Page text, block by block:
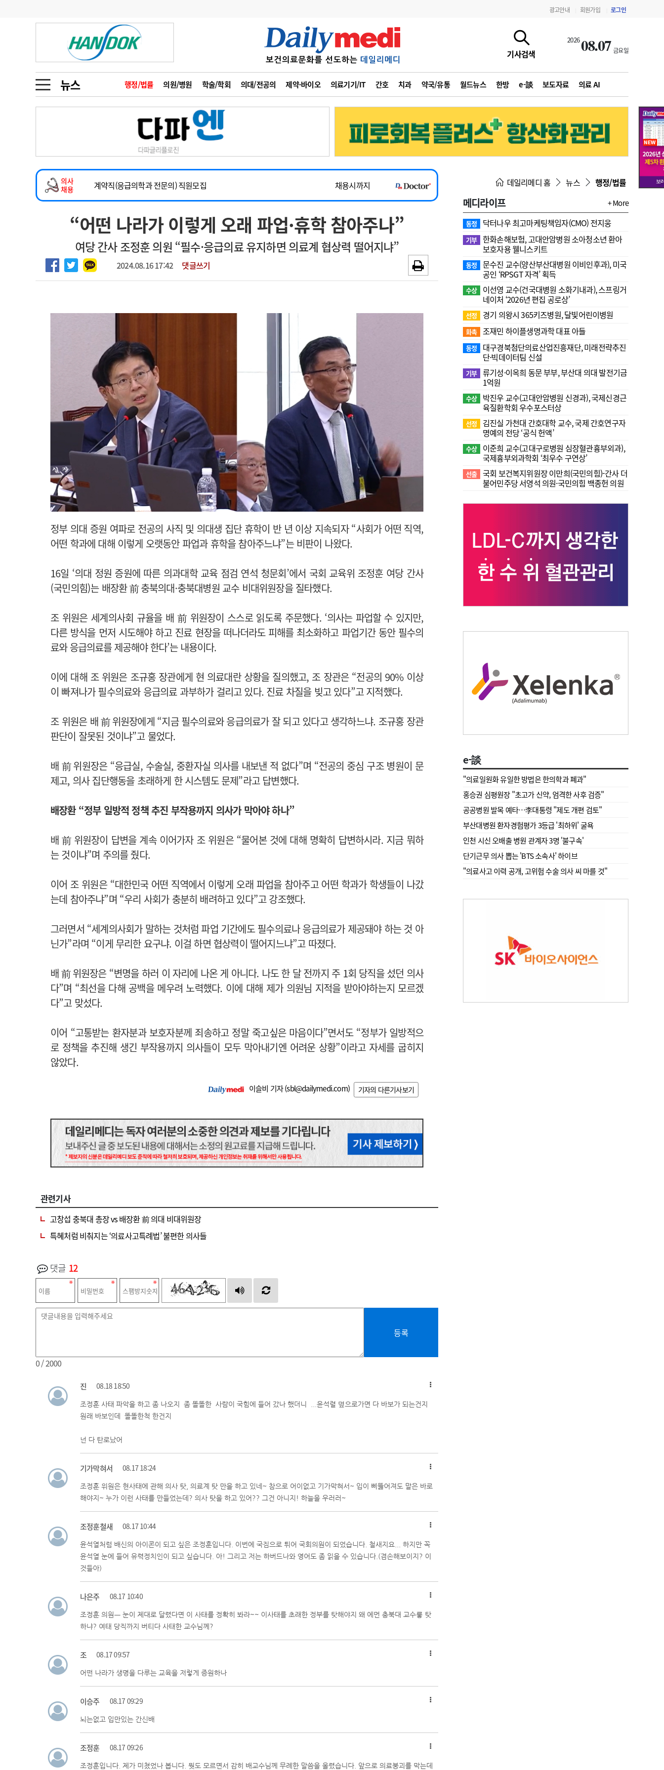
광고안내 회원가입 로그인
기사검색
202608.07 금요일
뉴스 행정/법률 의원/병원 학술/학회 의대/전공의 제약·바이오 의료기기/IT 간호 치과 약국/유통 월드뉴스 한방 e-談 보도자료 의료 AI
금주의 검색어
1
의사인력 수급 추계
2
성분명 처방
3
AI의료
4
전공의 모집 결과
6
관리급여 실시
수련환경 개선
의과대학 입시
인사 사고
오피니언 수첩
인물 초대석 피플
동영상뉴스
포토뉴스
메디 Hospital 지역병원 중소병원
인포메이션 행정처분 판례 정책/통계 공시 지침·기준·평가 약제급여 심사 결과
회사소개 법적고지 광고안내
의사
채용
2026년 하반기 인턴 모집
~2026-08-31
마취통증의학과 임기제 임상의사 채용
채용시까지
계약직(응급의학과 전문의) 직원모집
채용시까지
하반기 전공의(레지던트1년차) 모집
~2026-08-15
2026년 하반기 인턴 모집
~2026-08-31
마취통증의학과 임기제 임상의사 채용
채용시까지
“어떤 나라가 이렇게 오래 파업·휴학 참아주나”
여당 간사 조정훈 의원 “필수·응급의료 유지하면 의료계 협상력 떨어지냐”
2024.08.16 17:42 댓글쓰기
정부 의대 증원 여파로 전공의 사직 및 의대생 집단 휴학이 반 년 이상 지속되자 “사회가 어떤 직역,
어떤 학과에 대해 이렇게 오랫동안 파업과 휴학을 참아주느냐”는 비판이 나왔다.
16일 ‘의대 정원 증원에 따른 의과대학 교육 점검 연석 청문회’에서 국회 교육위 조정훈 여당 간사
(국민의힘)는 배장환 前 충북의대·충북대병원 교수 비대위원장을 질타했다.
조 위원은 세계의사회 규율을 배 前 위원장이 스스로 읽도록 주문했다. ‘의사는 파업할 수 있지만,
다른 방식을 먼저 시도해야 하고 진료 현장을 떠나더라도 피해를 최소화하고 파업기간 동안 필수의
료와 응급의료를 제공해야 한다’는 내용이다.
이에 대해 조 위원은 조규홍 장관에게 현 의료대란 상황을 질의했고, 조 장관은 “전공의 90% 이상
이 빠져나가 필수의료와 응급의료 과부하가 걸리고 있다. 진료 차질을 빚고 있다”고 지적했다.
조 위원은 배 前 위원장에게 “지금 필수의료와 응급의료가 잘 되고 있다고 생각하느냐. 조규홍 장관
판단이 잘못된 것이냐”고 물었다.
배 前 위원장은 “응급실, 수술실, 중환자실 의사를 내보낸 적 없다”며 “전공의 중심 구조 병원이 문
제고, 의사 집단행동을 초래하게 한 시스템도 문제”라고 답변했다.
배장환 “정부 일방적 정책 추진 부작용까지 의사가 막아야 하나”
배 前 위원장이 답변을 계속 이어가자 조 위원은 “물어본 것에 대해 명확히 답변하시라. 지금 뭐하
는 것이냐”며 주의를 줬다.
이어 조 위원은 “대한민국 어떤 직역에서 이렇게 오래 파업을 참아주고 어떤 학과가 학생들이 나갔
는데 참아주냐”며 “우리 사회가 충분히 배려하고 있다”고 강조했다.
그러면서 “세계의사회가 말하는 것처럼 파업 기간에도 필수의료나 응급의료가 제공돼야 하는 것 아
닌가”라며 “이게 무리한 요구냐. 이걸 하면 협상력이 떨어지느냐”고 따졌다.
배 前 위원장은 “변명을 하러 이 자리에 나온 게 아니다. 나도 한 달 전까지 주 1회 당직을 섰던 의사
다”며 “최선을 다해 공백을 메우려 노력했다. 이에 대해 제가 의원님 지적을 받아야하는지 모르겠
다”고 맞섰다.
이어 “고통받는 환자분과 보호자분께 죄송하고 정말 죽고싶은 마음이다”면서도 “정부가 일방적으
로 정책을 추진해 생긴 부작용까지 의사들이 모두 막아내기엔 어려운 상황”이라고 자세를 굽히지
않았다.
이슬비 기자 (sbl@dailymedi.com) 기자의 다른기사보기
관련기사
고창섭 충북대 총장 vs 배장환 前 의대 비대위원장
특혜처럼 비춰지는 ‘의료사고특례법’ 불편한 의사들
댓글 12
등록
0/ 2000
진 08.18 18:50
조정훈 사태 파악을 하고 좀 나오지 좀 똘똘한 사람이 국힘에 들어 갔나 했더니 ...윤석렬 몊으로가면 다 바보가 되는건지
원래 바보인데 똘똘한척 한건지
넌 다 탄로났어
기가막혀서 08.17 18:24
조정훈 위원은 현사태에 관해 의사 탓, 의료계 탓 만을 하고 있네~ 참으로 어이없고 기가막혀서~ 입이 삐뚫어져도 말은 바로
해야지~ 누가 이런 사태를 만들었는데? 의사 탓을 하고 있어?? 그건 아니지! 하늘을 우러러~
조정훈철새 08.17 10:44
윤석열처럼 배신의 아이콘이 되고 싶은 조정훈입니다. 이번에 국짐으로 튀어 국회의원이 되었습니다. 철새지요... 하지만 꼭
윤석열 눈에 들어 유력정치인이 되고 싶습니다. 아! 그리고 저는 하버드나와 영어도 좀 읽을 수 있습니다.(겸손해보이지? 이
것들아)
나은주 08.17 10:40
조정훈 의원ㅡ 눈이 제대로 달렸다면 이 사태를 정확히 봐라~~ 이사태를 초래한 정부를 탓해야지 왜 에먼 충북대 교수릏 탓
하냐? 여태 당직까지 버티다 사태한 교수님께?
조 08.17 09:57
어떤 나라가 생명을 다루는 교육을 저렇게 증원하나
이승주 08.17 09:29
뇌는없고 입만있는 간신배
조정훈 08.17 09:26
조정훈입니다. 제가 미쳤었나 봅니다. 뭣도 모르면서 감히 배교수님께 무례한 말씀을 올렸습니다. 앞으로 의료붕괴를 막는데
데일리메디 홈 뉴스 행정/법률
메디라이프 + More
동정 닥터나우 최고마케팅책임자(CMO) 전지웅
기부 한화손해보험, 고대안암병원 소아청소년 환아
보호자용 웰니스키트
동정
문수진 교수( 양산부산대병원 이비인후과), 미국
공인 ‘RPSGT 자격’ 획득
수상
이선영 교수(건국대병원 소화기내과), 스프링거
네이처 ‘2026년 편집 공로상’
선정 경기 의왕시 365키즈병원, 달빛어린이병원
화촉 조재민 하이플생명과학 대표 아들
동정
대구경북첨단의료산업진흥재단, 미래전략추진
단·빅데이터팀 신설
기부 류기성·이옥희 동문 부부, 부산대 의대 발전기금
1억원
수상
박진우 교수(고대안암병원 신경과), 국제신경근
육질환학회 우수포스터상
선정
김진실 가천대 간호대학 교수, 국제 간호연구자
명예의 전당 ‘공식 헌액’
수상
이준희 교수(고대구로병원 심장혈관흉부외과),
국제흉부외과학회 ‘최우수 구연상’
선출 국회 보건복지위원장 이만희(국민의힘)-간사 더
불어민주당 서영석 의원·국민의힘 백종헌 의원
e-談
"의료일원화 유일한 방법은 한의학과 폐과"
홍승권 심평원장 " 초고가 신약, 엄격한 사후 검증"
공공병원 발목 예타…李대통령 "제도 개편 검토"
부산대병원 환자경험평가 3등급 '최하위' 굴욕
인천 시신 오배출 병원 관계자 3명 '불구속'
단기근무 의사 뽑는 'BTS 소속사' 하이브
"의료사고 이력 공개, 고위험 수술 의사 씨 마를 것"